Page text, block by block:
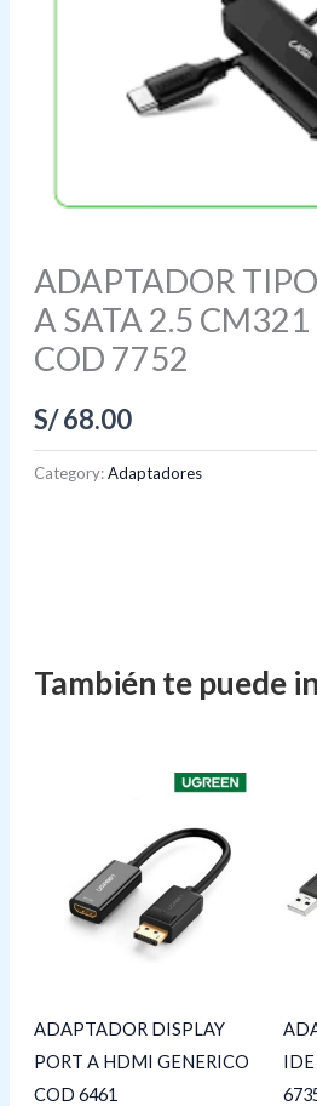
ADAPTADOR
A SATA 2.5
COD 7752
S/68.00
Category:Adaptadores
ADAPTADOR DISPLAY
PORT A HDMI GENERICO
COD 6461
IDE